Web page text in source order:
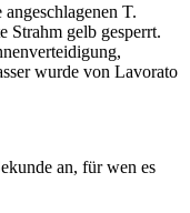
T.
Strahm gelb gesperrt.
wurde von Lavorato
an, für wen es